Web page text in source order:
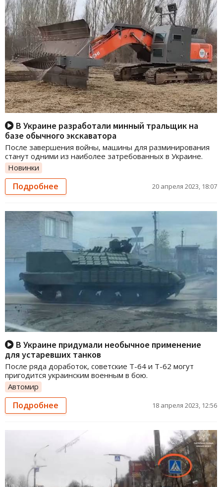
В Украине разработали минный тральщик на
базе обычного экскаватора
После завершения войны, машины для разминирования
станут одними из наиболее затребованных в Украине.
Новинки
Подробнее 20 апреля 2023, 18:07
В Украине придумали необычное применение
для устаревших танков
После ряда доработок, советские Т-64 и Т-62 могут
пригодится украинским военным в бою.
Автомир
Подробнее 18 апреля 2023, 12:56